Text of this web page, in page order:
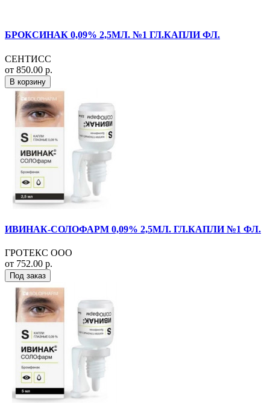
БРОКСИНАК 0,09% 2,5МЛ. №1 ГЛ.КАПЛИ ФЛ.
СЕНТИСС
от 850.00 р.
В корзину
ИВИНАК-СОЛОФАРМ 0,09% 2,5МЛ. ГЛ.КАПЛИ №1 ФЛ.
ГРОТЕКС ООО
от 752.00 р.
Под заказ